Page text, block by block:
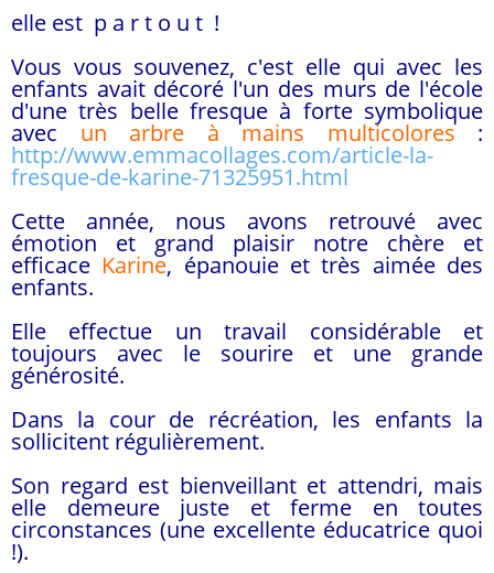
elle est p a r t o u t !
Vous vous souvenez, c'est elle qui avec les
enfants avait décoré l'un des murs de l'école
d'une très belle fresque à forte symbolique
avec un arbre à mains multicolores:
http://www.emmacollages.com/article-la-
fresque-de-karine-71325951.html
Cette année, nous avons retrouvé avec
émotion et grand plaisir notre chère et
efficace Karine, épanouie et très aimée des
enfants.
Elle effectue un travail considérable et
toujours avec le sourire et une grande
générosité.
Dans la cour de récréation, les enfants la
sollicitent régulièrement.
Son regard est bienveillant et attendri, mais
elle demeure juste et ferme en toutes
circonstances (une excellente éducatrice quoi
!).